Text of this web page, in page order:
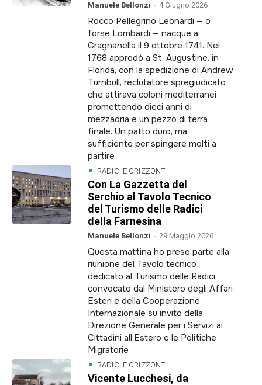
Manuele Bellonzi - 4 Giugno 2026
Rocco Pellegrino Leonardi — o
forse Lombardi — nacque a
Gragnanella il 9 ottobre 1741. Nel
1768 approdò a St. Augustine, in
Florida, con la spedizione di Andrew
Turnbull, reclutatore spregiudicato
che attirava coloni mediterranei
promettendo dieci anni di
mezzadria e un pezzo di terra
finale. Un patto duro, ma
sufficiente per spingere molti a
partire
RADICI E ORIZZONTI
Con La Gazzetta del
Serchio al Tavolo Tecnico
del Turismo delle Radici
della Farnesina
Manuele Bellonzi - 29 Maggio 2026
Questa mattina ho preso parte alla
riunione del Tavolo tecnico
dedicato al Turismo delle Radici,
convocato dal Ministero degli Affari
Esteri e della Cooperazione
Internazionale su invito della
Direzione Generale per i Servizi ai
Cittadini all’Estero e le Politiche
Migratorie
RADICI E ORIZZONTI
Vicente Lucchesi, da